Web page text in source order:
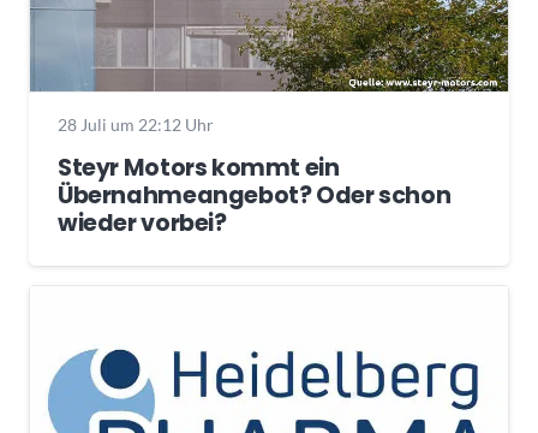
28 Juli um 22:12 Uhr
Steyr Motors kommt ein
Übernahmeangebot? Oder schon
wieder vorbei?